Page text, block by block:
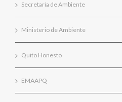
Secretaría de Ambiente
Ministerio de Ambiente
Quito Honesto
EMAAPQ